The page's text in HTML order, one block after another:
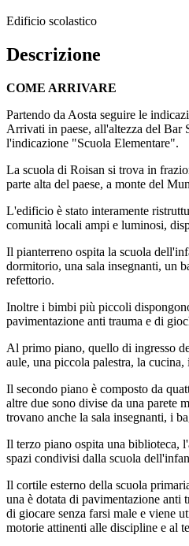
Edificio scolastico
Descrizione
COME ARRIVARE
Partendo da Aosta seguire le
Arrivati in paese, all'altezza del Bar
l'indicazione "Scuola Elementare".
La scuola di Roisan si trova in
parte alta del paese, a monte del Mun
L'edificio è stato interamente
comunità locali ampi e luminosi,
Il pianterreno ospita la scuola
dormitorio, una sala insegnanti, un
refettorio.
Inoltre i bimbi più piccoli
pavimentazione anti trauma e di
Al primo piano, quello di ingresso
aule, una piccola palestra, la
Il secondo piano è composto da
altre due sono divise da una parete
trovano anche la sala insegnanti, i
Il terzo piano ospita una biblioteca,
spazi condivisi dalla scuola
Il cortile esterno della scuola
una è dotata di pavimentazione anti
di giocare senza farsi male e viene
motorie attinenti alle discipline e al